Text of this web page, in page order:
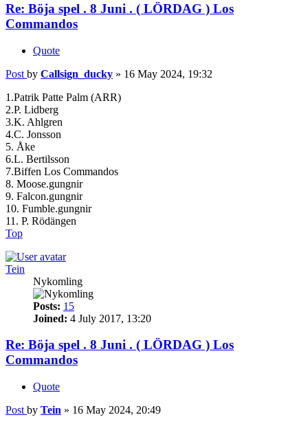
Re: Böja spel . 8 Juni . ( LÖRDAG ) Los
Commandos
Quote
Post by Callsign_ducky » 16 May 2024, 19:32
1.Patrik Patte Palm (ARR)
2.P. Lidberg
3.K. Ahlgren
4.C. Jonsson
5. Åke
6.L. Bertilsson
7.Biffen Los Commandos
8. Moose.gungnir
9. Falcon.gungnir
10. Fumble.gungnir
11. P. Rödängen
Top
Tein
Nykomling
Posts: 15
Joined: 4 July 2017, 13:20
Re: Böja spel . 8 Juni . ( LÖRDAG ) Los
Commandos
Quote
Post by Tein » 16 May 2024, 20:49